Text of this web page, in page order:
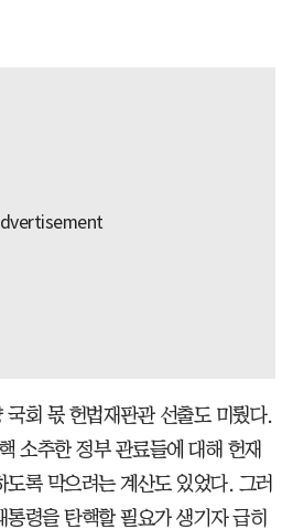
회 몫 헌법재판관 선출도 미뤘다.
소추한 정부 관료들에 대해 헌재
도록 막으려는 계산도 있었다. 그러
령을 탄핵할 필요가 생기자 급히